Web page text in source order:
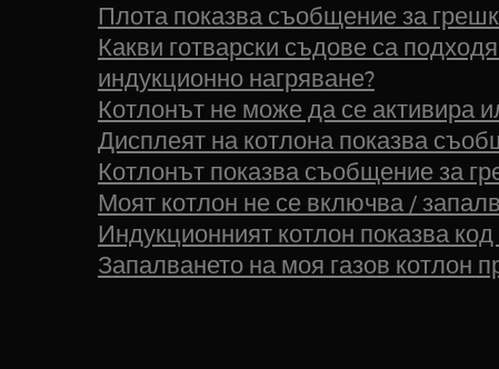
Плота показва съобщение за
Какви готварски съдове са
индукционно нагряване?
Котлонът не може да се активира
Дисплеят на котлона показва
Котлонът показва съобщение за
Моят котлон не се включва /
Индукционният котлон показва код
Запалването на моя газов котлон